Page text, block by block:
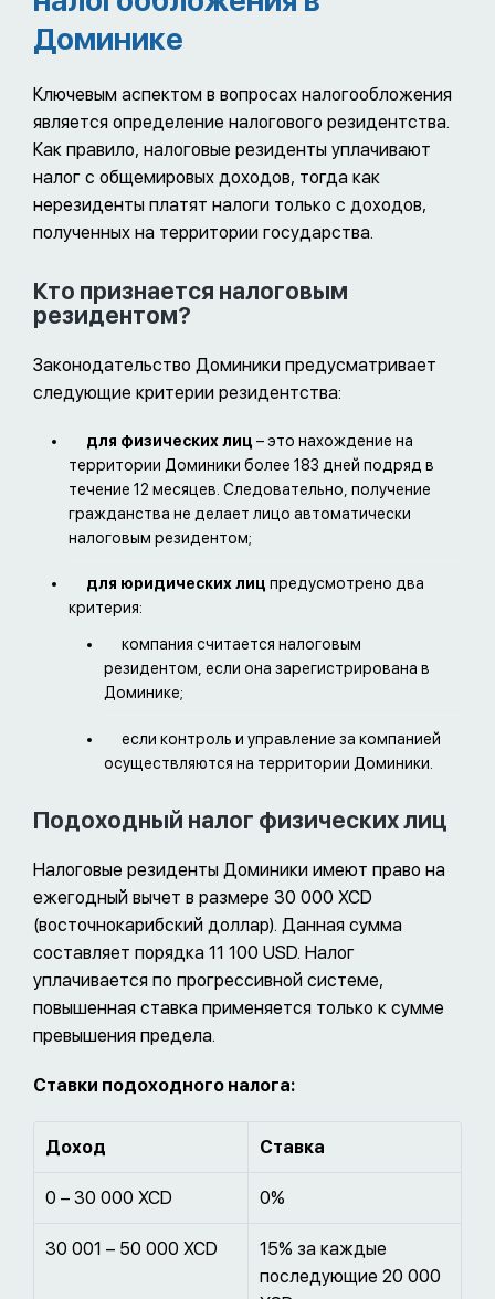
Доминике
Ключевым аспектом в вопросах налогообложения
является определение налогового резидентства.
Как правило, налоговые резиденты уплачивают
налог с общемировых доходов, тогда как
нерезиденты платят налоги только с доходов,
полученных на территории государства.
Кто признается налоговым
резидентом?
Законодательство Доминики предусматривает
следующие критерии резидентства:
для физических лиц – это нахождение на
территории Доминики более 183 дней подряд в
течение 12 месяцев. Следовательно, получение
гражданства не делает лицо автоматически
налоговым резидентом;
для юридических лиц предусмотрено два
критерия:
компания считается налоговым
резидентом, если она зарегистрирована в
Доминике;
если контроль и управление за компанией
осуществляются на территории Доминики.
Подоходный налог физических лиц
Налоговые резиденты Доминики имеют право на
ежегодный вычет в размере 30 000 XCD
(восточнокарибский доллар). Данная сумма
составляет порядка 11 100 USD. Налог
уплачивается по прогрессивной системе,
повышенная ставка применяется только к сумме
превышения предела.
Ставки подоходного налога:
Доход Ставка
0 – 30 000 XCD 0%
30 001 – 50 000 XCD
15% за каждые
последующие 20 000